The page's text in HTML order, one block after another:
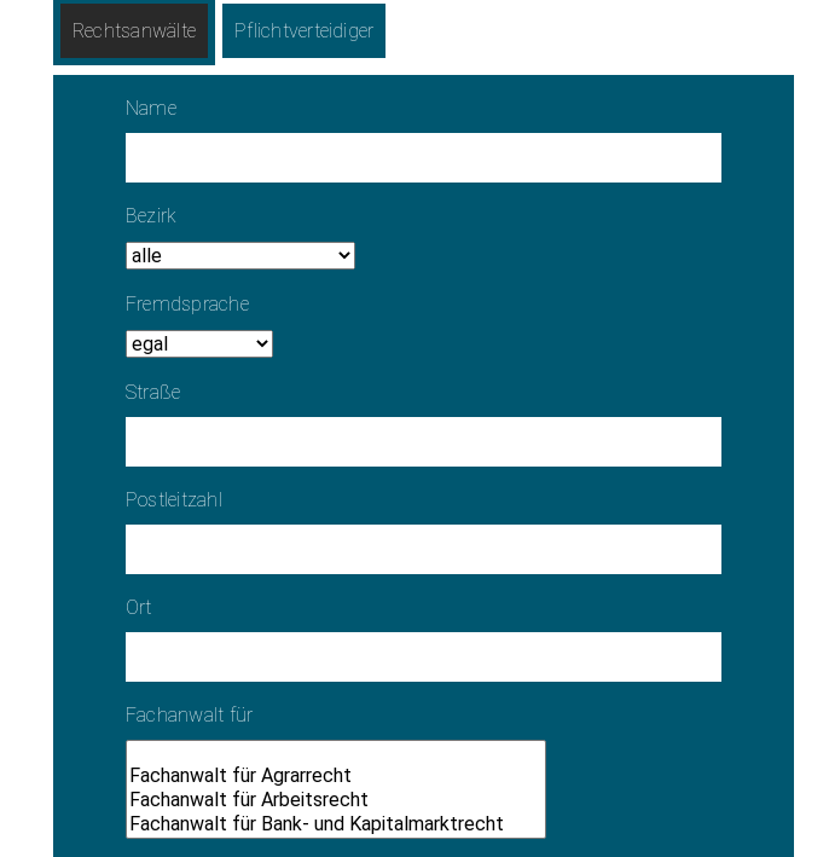
Rechts­anwälte Pflicht­verteidiger
Name
Bezirk
Fremdsprache
Straße
Postleitzahl
Ort
Fachanwalt für